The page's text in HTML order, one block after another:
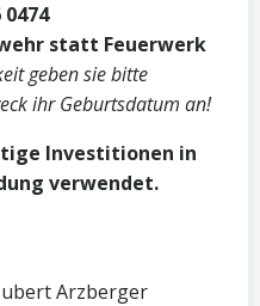
0474
statt Feuerwerk
geben sie bitte
ihr Geburtsdatum an!
Investitionen in
verwendet.
Arzberger